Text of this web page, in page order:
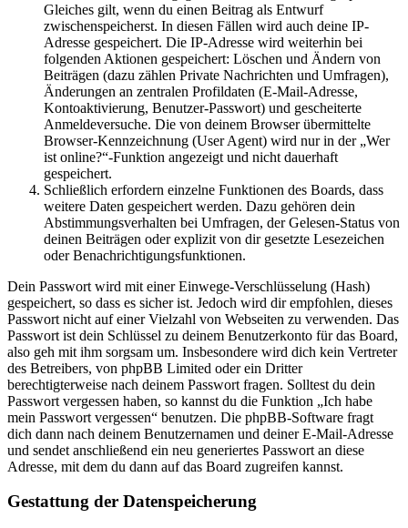
Gleiches gilt, wenn du einen Beitrag als Entwurf
zwischenspeicherst. In diesen Fällen wird auch deine IP-
Adresse gespeichert. Die IP-Adresse wird weiterhin bei
folgenden Aktionen gespeichert: Löschen und Ändern von
Beiträgen (dazu zählen Private Nachrichten und Umfragen),
Änderungen an zentralen Profildaten (E-Mail-Adresse,
Kontoaktivierung, Benutzer-Passwort) und gescheiterte
Anmeldeversuche. Die von deinem Browser übermittelte
Browser-Kennzeichnung (User Agent) wird nur in der „Wer
ist online?“-Funktion angezeigt und nicht dauerhaft
gespeichert.
Schließlich erfordern einzelne Funktionen des Boards, dass
weitere Daten gespeichert werden. Dazu gehören dein
Abstimmungsverhalten bei Umfragen, der Gelesen-Status von
deinen Beiträgen oder explizit von dir gesetzte Lesezeichen
oder Benachrichtigungsfunktionen.
Dein Passwort wird mit einer Einwege-Verschlüsselung (Hash)
gespeichert, so dass es sicher ist. Jedoch wird dir empfohlen, dieses
Passwort nicht auf einer Vielzahl von Webseiten zu verwenden. Das
Passwort ist dein Schlüssel zu deinem Benutzerkonto für das Board,
also geh mit ihm sorgsam um. Insbesondere wird dich kein Vertreter
des Betreibers, von phpBB Limited oder ein Dritter
berechtigterweise nach deinem Passwort fragen. Solltest du dein
Passwort vergessen haben, so kannst du die Funktion „Ich habe
mein Passwort vergessen“ benutzen. Die phpBB-Software fragt
dich dann nach deinem Benutzernamen und deiner E-Mail-Adresse
und sendet anschließend ein neu generiertes Passwort an diese
Adresse, mit dem du dann auf das Board zugreifen kannst.
Gestattung der Datenspeicherung